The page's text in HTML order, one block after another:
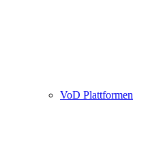
VoD Plattformen